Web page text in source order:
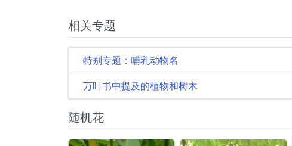
相关专题
特别专题：哺乳动物名
万叶书中提及的植物和树木
随机花